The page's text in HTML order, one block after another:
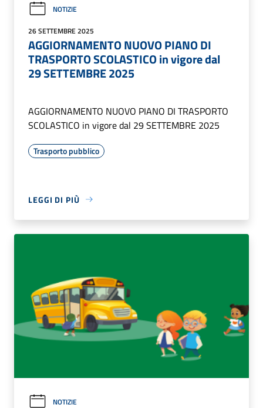
NOTIZIE
26 SETTEMBRE 2025
AGGIORNAMENTO NUOVO PIANO DI
TRASPORTO SCOLASTICO in vigore dal
29 SETTEMBRE 2025
AGGIORNAMENTO NUOVO PIANO DI TRASPORTO
SCOLASTICO in vigore dal 29 SETTEMBRE 2025
Trasporto pubblico
LEGGI DI PIÙ
NOTIZIE